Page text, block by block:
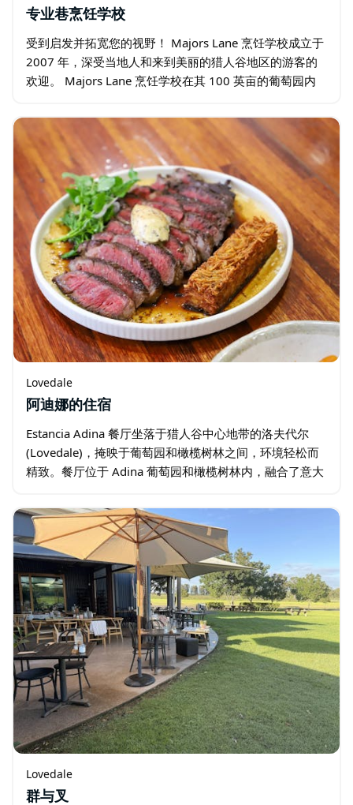
专业巷烹饪学校
受到启发并拓宽您的视野！ Majors Lane 烹饪学校成立于
2007 年，深受当地人和来到美丽的猎人谷地区的游客的
欢迎。 Majors Lane 烹饪学校在其 100 英亩的葡萄园内
泉…
Lovedale
阿迪娜的住宿
Estancia Adina 餐厅坐落于猎人谷中心地带的洛夫代尔
(Lovedale)，掩映于葡萄园和橄榄树林之间，环境轻松而
精致。餐厅位于 Adina 葡萄园和橄榄树林内，融合了意大
Lovedale
群与叉